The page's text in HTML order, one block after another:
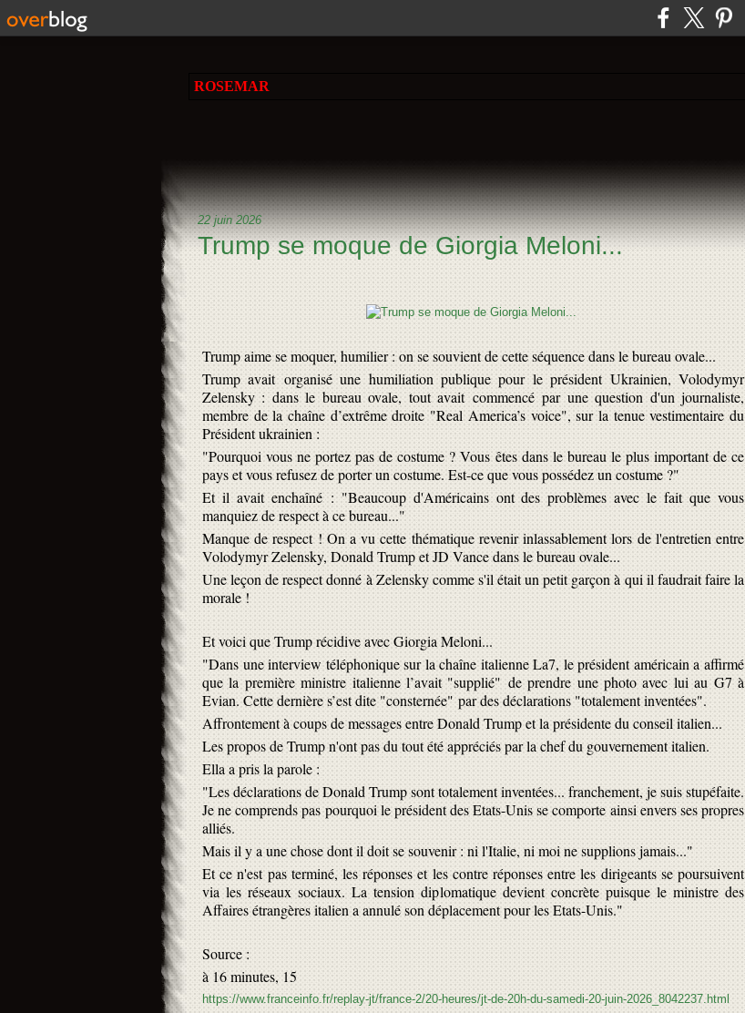
ROSEMAR
22 juin 2026
Trump se moque de Giorgia Meloni...
Trump aime se moquer, humilier : on se souvient de cette séquence dans le bureau ovale...
Trump avait organisé une humiliation publique pour le président Ukrainien, Volodymyr
Zelensky : dans le bureau ovale, tout avait commencé par une question d'un journaliste,
membre de la chaîne d’extrême droite "Real America’s voice", sur la tenue vestimentaire du
Président ukrainien :
"Pourquoi vous ne portez pas de costume ? Vous êtes dans le bureau le plus important de ce
pays et vous refusez de porter un costume. Est-ce que vous possédez un costume ?"
Et il avait enchaîné : "Beaucoup d'Américains ont des problèmes avec le fait que vous
manquiez de respect à ce bureau..."
Manque de respect ! On a vu cette thématique revenir inlassablement lors de l'entretien entre
Volodymyr Zelensky, Donald Trump et JD Vance dans le bureau ovale...
Une leçon de respect donné à Zelensky comme s'il était un petit garçon à qui il faudrait faire la
morale !
Et voici que Trump récidive avec Giorgia Meloni...
"Dans une interview téléphonique sur la chaîne italienne La7, le président américain a affirmé
que la première ministre italienne l’avait "supplié" de prendre une photo avec lui au G7 à
Evian. Cette dernière s’est dite "consternée" par des déclarations "totalement inventées".
Affrontement à coups de messages entre Donald Trump et la présidente du conseil italien...
Les propos de Trump n'ont pas du tout été appréciés par la chef du gouvernement italien.
Ella a pris la parole :
"Les déclarations de Donald Trump sont totalement inventées... franchement, je suis stupéfaite.
Je ne comprends pas pourquoi le président des Etats-Unis se comporte ainsi envers ses propres
alliés.
Mais il y a une chose dont il doit se souvenir : ni l'Italie, ni moi ne supplions jamais..."
Et ce n'est pas terminé, les réponses et les contre réponses entre les dirigeants se poursuivent
via les réseaux sociaux. La tension diplomatique devient concrète puisque le ministre des
Affaires étrangères italien a annulé son déplacement pour les Etats-Unis."
Source :
à 16 minutes, 15
https://www.franceinfo.fr/replay-jt/france-2/20-heures/jt-de-20h-du-samedi-20-juin-2026_8042237.html